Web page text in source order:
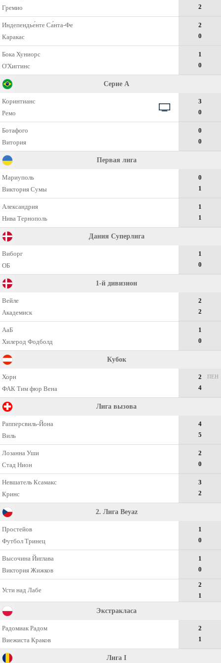
Гремио
2
Индепендье́нте Са́нта-Фе
Каракас
2
0
Бока Хуниорс
О'Хиггинс
1
0
Серие А
Коринтианс
Ремо
3
0
Ботафого
Витория
0
0
Первая лига
Мариуполь
Виктория Сумы
0
1
Александрия
Нива Тернополь
1
1
Дания Суперлига
Виборг
ОБ
1
0
1-й дивизион
Вейле
Академиск
2
2
АаБ
Хилерод Фодболд
1
0
Кубок
Хорн
ФАК Тим фюр Вена
2
4
ПЕН
Лига вызова
Рапперсвиль-Йона
Виль
4
5
Лозанна Уши
Стад Нион
2
0
Невшатель Ксамакс
Кринс
3
2
2. Лига Beyaz
Простейов
Футбол Тринец
1
0
Высочина Йиглава
Виктория Жижков
1
0
Усти над Лабе
2
1
Экстракласа
Радомиак Радом
Виежиста Краков
2
1
Лига I